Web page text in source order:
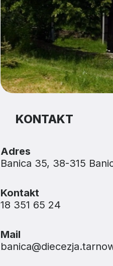
KONTAKT
Adres
Banica 35, 38-315
Kontakt
18 351 65 24
Mail